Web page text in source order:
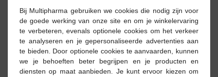
Bij Multipharma gebruiken we cookies die nodig zijn voor
de goede werking van onze site en om je winkelervaring
te verbeteren, evenals optionele cookies om het verkeer
te analyseren en je gepersonaliseerde advertenties aan
te bieden. Door optionele cookies te aanvaarden, kunnen
we je behoeften beter begrijpen en je producten en
diensten op maat aanbieden. Je kunt ervoor kiezen om